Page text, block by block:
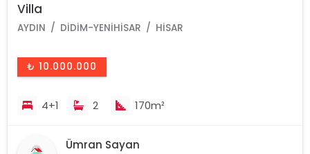
Villa
AYDIN DIDIM-YENIHISAR HISAR
₺ 10.000.000
4+1 2 170m²
Ümran Sayan